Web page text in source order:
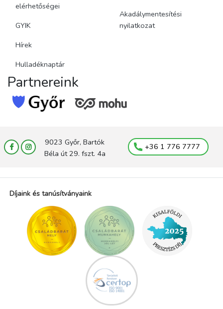
elérhetőségei
GYIK
Hírek
Hulladéknaptár
Akadálymentesítési
nyilatkozat
Partnereink
9023 Győr, Bartók
Béla út 29. fszt. 4a
+36 1 776 7777
Díjaink és tanúsítványaink